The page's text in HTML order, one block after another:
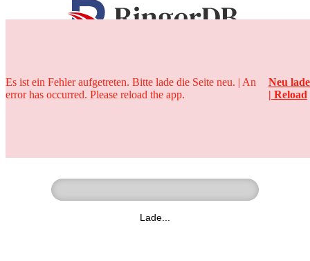
25 Jahre
Lade...
Es ist ein Fehler aufgetreten. Bitte lade die Seite neu. | An
error has occurred. Please reload the app.
Neu
| Reload